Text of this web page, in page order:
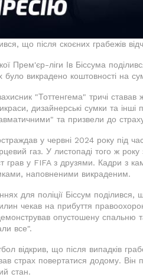
що після скоєних грабежів
Прем'єр-ліги Ів Біссума
було викрадено коштовності на
"Тоттенгема" тричі
дизайнерські сумки та
та призвели до
у червні 2024 року під
газ. У листопаді того ж
грав у FIFA з друзями. Кадри з
наповненими викраденим.
для поліції Біссум
чекав на прибуття
опустошену спальню
все".
відкрив, що після випадків
страх повертатися додому.
стан.